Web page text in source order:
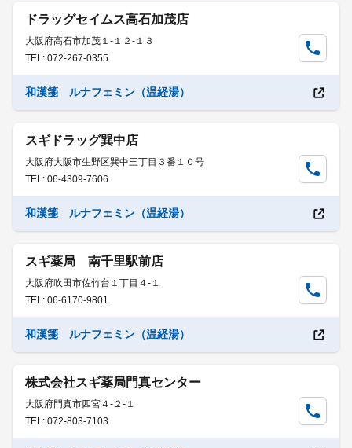
ドラッグセイムス高石加茂店
大阪府高石市加茂１-１２-１３
TEL: 072-267-0355
和漢箋 ルナフェミン（温経湯）
スギドラッグ巽中店
大阪府大阪市生野区巽中三丁目３番１０号
TEL: 06-4309-7606
和漢箋 ルナフェミン（温経湯）
スギ薬局 南千里駅前店
大阪府吹田市佐竹台１丁目４-１
TEL: 06-6170-9801
和漢箋 ルナフェミン（温経湯）
株式会社スギ薬局門真センター
大阪府門真市四宮４-２-１
TEL: 072-803-7103